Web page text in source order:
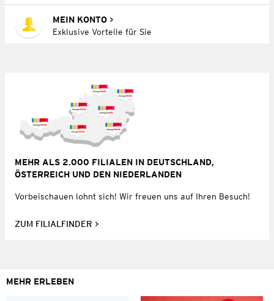
MEIN KONTO
Exklusive Vorteile für Sie
MEHR ALS 2.000 FILIALEN IN DEUTSCHLAND,
ÖSTERREICH UND DEN NIEDERLANDEN
Vorbeischauen lohnt sich! Wir freuen uns auf Ihren Besuch!
ZUM FILIALFINDER
MEHR ERLEBEN